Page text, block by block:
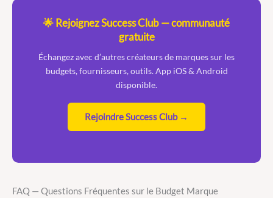
🌟 Rejoignez Success Club — communauté
gratuite
Échangez avec d’autres créateurs de marques sur les
budgets, fournisseurs, outils. App iOS & Android
disponible.
Rejoindre Success Club →
FAQ — Questions Fréquentes sur le Budget Marque